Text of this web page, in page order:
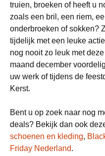
truien, broeken of heeft u
zoals een bril, een riem,
onderbroeken of sokken?
tijdelijk met een leuke
nog nooit zo leuk met
maand december
uw werk of tijdens de
Kerst.
Bent u op zoek naar nog
deals? Bekijk dan ook
schoenen en kleding,
Friday Nederland.